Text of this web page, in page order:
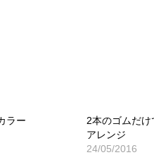
ラー
2本のゴムだ
アレンジ
24/05/2016